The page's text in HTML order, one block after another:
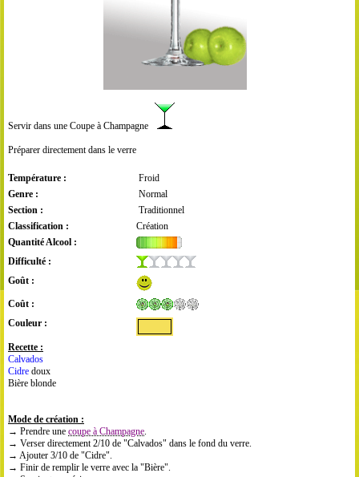
Servir dans une Coupe à Champagne
Préparer directement dans le verre
Température :
Froid
Genre :
Normal
Section :
Traditionnel
Classification :
Création
Quantité Alcool :
Difficulté :
Goût :
Coût :
Couleur :
Recette :
Calvados
Cidre doux
Bière blonde
Mode de création :
→ Prendre une coupe à Champagne.
→ Verser directement 2/10 de "Calvados" dans le fond du verre.
→ Ajouter 3/10 de "Cidre".
→ Finir de remplir le verre avec la "Bière".